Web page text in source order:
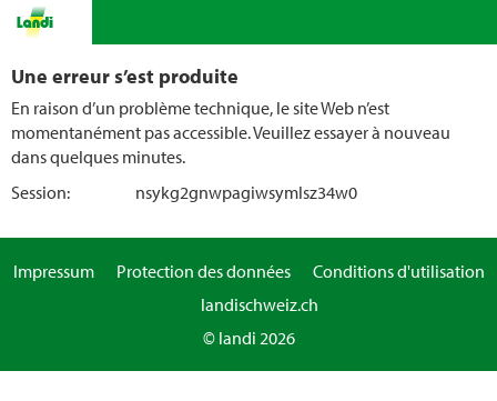
Une erreur s’est produite
En raison d’un problème technique, le site Web n’est
momentanément pas accessible. Veuillez essayer à nouveau
dans quelques minutes.
Session:
nsykg2gnwpagiwsymlsz34w0
Impressum Protection des données
Conditions d'utilisation
landischweiz.ch
© landi 2026